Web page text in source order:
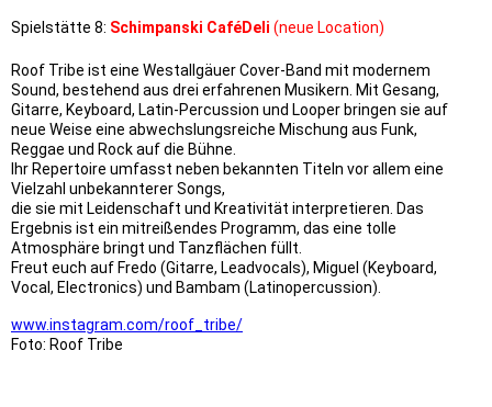
Spielstätte 8: Schimpanski CaféDeli (neue Location)
Roof Tribe ist eine Westallgäuer Cover-Band mit modernem
Sound, bestehend aus drei erfahrenen Musikern. Mit Gesang,
Gitarre, Keyboard, Latin-Percussion und Looper bringen sie auf
neue Weise eine abwechslungsreiche Mischung aus Funk,
Reggae und Rock auf die Bühne.
Ihr Repertoire umfasst neben bekannten Titeln vor allem eine
Vielzahl unbekannterer Songs,
die sie mit Leidenschaft und Kreativität interpretieren. Das
Ergebnis ist ein mitreißendes Programm, das eine tolle
Atmosphäre bringt und Tanzflächen füllt.
Freut euch auf Fredo (Gitarre, Leadvocals), Miguel (Keyboard,
Vocal, Electronics) und Bambam (Latinopercussion).
www.instagram.com/roof_tribe/
Foto: Roof Tribe